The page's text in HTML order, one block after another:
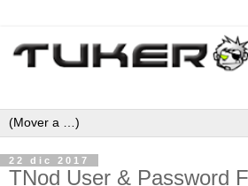
22 dic 2017
TNod User & Password